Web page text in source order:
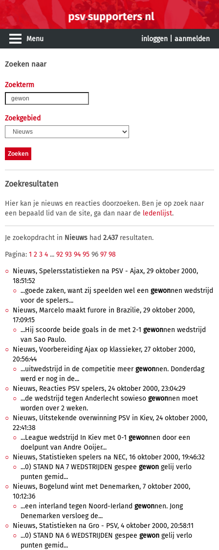
Menu inloggen aanmelden
Zoeken naar
Zoekterm
Zoekgebied
Zoekresultaten
Hier kan je nieuws en reacties doorzoeken. Ben je op zoek naar
een bepaald lid van de site, ga dan naar de ledenlijst.
Je zoekopdracht in Nieuws had 2.437resultaten.
Pagina: 1 2 3 4 ... 92 93 94 95 96 97 98
Nieuws, Spelersstatistieken na PSV - Ajax, 29 oktober 2000,
18:51:52
...goede zaken, want zij speelden wel een gewonnen wedstrijd
voor de spelers...
Nieuws, Marcelo maakt furore in Brazilie, 29 oktober 2000,
17:09:15
...Hij scoorde beide goals in de met 2-1 gewonnen wedstrijd
van Sao Paulo.
Nieuws, Voorbereiding Ajax op klassieker, 27 oktober 2000,
20:56:44
...uitwedstrijd in de competitie meergewonnen. Donderdag
werd er nog in de...
Nieuws, Reacties PSV spelers, 24 oktober 2000, 23:04:29
...de wedstrijd tegen Anderlecht sowieso gewonnen moet
worden over 2 weken.
Nieuws, Uitstekende overwinning PSV in Kiev, 24 oktober 2000,
22:41:38
...League wedstrijd In Kiev met 0-1 gewonnen door een
doelpunt van Andre Ooijer...
Nieuws, Statistieken spelers na NEC, 16 oktober 2000, 19:46:32
...0) STAND NA 7 WEDSTRIJDEN gespee gewon gelij verlo
punten gemid...
Nieuws, Bogelund wint met Denemarken, 7 oktober 2000,
10:12:36
...een interland tegen Noord-Ierland gewonnen. Jong
Denemarken versloeg de...
Nieuws, Statistieken na Gro - PSV, 4 oktober 2000, 20:58:11
...0) STAND NA 6 WEDSTRIJDEN gespee gewon gelij verlo
punten gemid...